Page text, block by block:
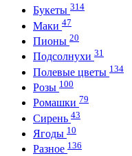
Букеты 314
Маки 47
Пионы 20
Подсолнухи 31
Полевые цветы 134
Розы 100
Ромашки 79
Сирень 43
Ягоды 10
Разное 136